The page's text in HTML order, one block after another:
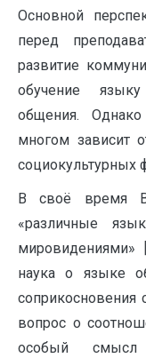
Основной
перед
развитие
обучение
общения.
многом зависит
социокультурных
В своё время
«различные
мировидениями»
наука о языке
соприкосновения
вопрос о
особый